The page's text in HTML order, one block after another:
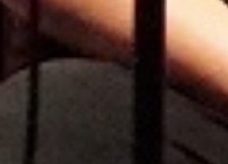
VERA 8 – Deutsch
13. März 2026